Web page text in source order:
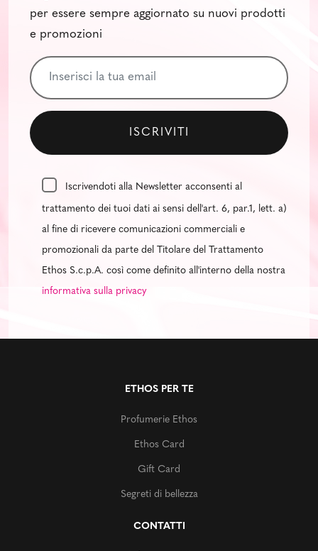
per essere sempre aggiornato su nuovi prodotti
e promozioni
Iscrivendoti alla Newsletter acconsenti al
trattamento dei tuoi dati ai sensi dell'art. 6, par.1, lett. a)
al fine di ricevere comunicazioni commerciali e
promozionali da parte del Titolare del Trattamento
Ethos S.c.p.A. così come definito all'interno della nostra
informativa sulla privacy
ETHOS PER TE
Profumerie Ethos
Ethos Card
Gift Card
Segreti di bellezza
CONTATTI